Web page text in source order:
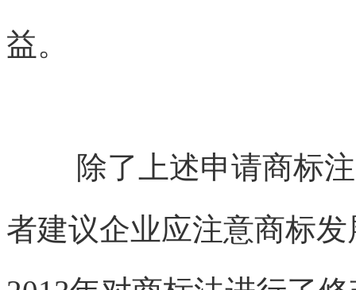
益。
除了上述申请商标
者建议企业应注意商标